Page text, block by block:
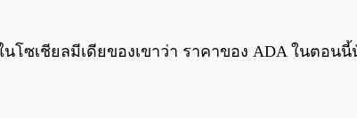
ในโซเชียลมีเดียของเขาว่า ราคาของ ADA ในตอ